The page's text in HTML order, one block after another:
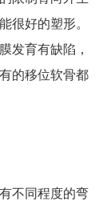
好的塑形。
发育有缺陷，
的移位软骨都
不同程度的弯